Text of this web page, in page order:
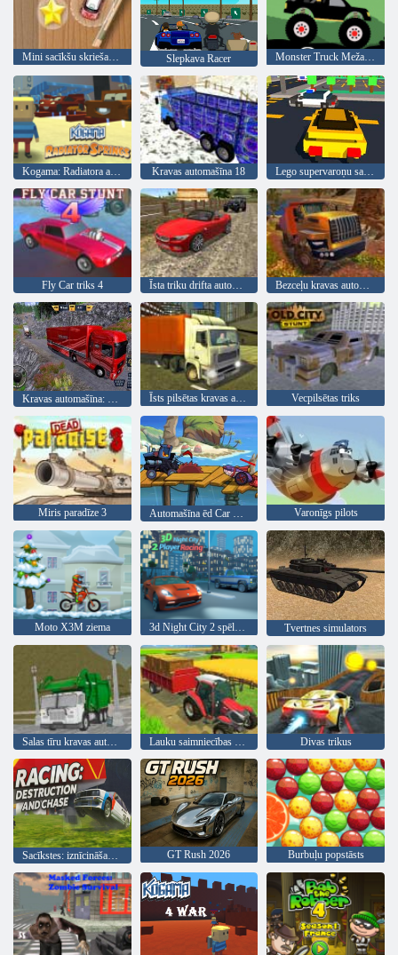
Mini sacīkšu skriešanās Slepkava Racer Monster Truck Meža Piegāde
Kogama: Radiatora avoti Kravas automašīna 18 Lego supervaroņu sacīkstes
Fly Car triks 4 Īsta triku drifta automašīnas vadīšana 3d
Kravas automašīna: Eiro-Amerikas tūre Īsts pilsētas kravas automašīnas simulators Vecpilsētas triks
Miris paradīze 3 Automašīna ēd Car Sea Adventure Varonīgs pilots
Moto X3M ziema 3d Night City 2 spēlētāju sacīkstes Tvertnes simulators
Divas trikus
Sacīkstes: iznīcināšana un pakaļdzīšanās GT Rush 2026 Burbuļu popstāsts